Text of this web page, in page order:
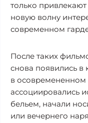
только
новую волну
современном
После таких
снова появились в
в
ассоциировались
бельем, начали
или вечернего